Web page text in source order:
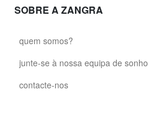
SOBRE A ZANGRA
quem somos?
junte-se à nossa equipa de sonho
contacte-nos